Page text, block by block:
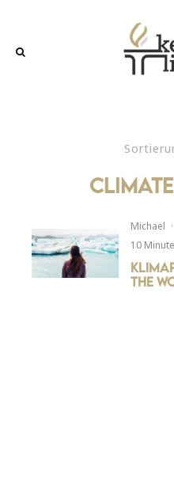
Michael ·
10
the